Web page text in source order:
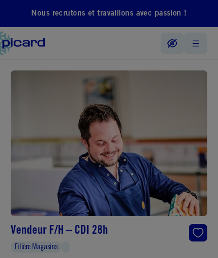
Nous recrutons et travaillons avec passion !
Vendeur F/H – CDI 28h
Filière Magasins